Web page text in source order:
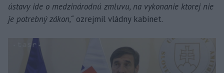
ústavy ide o medzinárodnú zmluvu, na vykonanie ktorej nie
je potrebný zákon,“ ozrejmil vládny kabinet.